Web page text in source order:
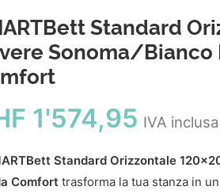
Standard
Sonoma/
1'574,95 IVA inclusa
Standard Orizzontale
Comforttrasforma la tua stanza in